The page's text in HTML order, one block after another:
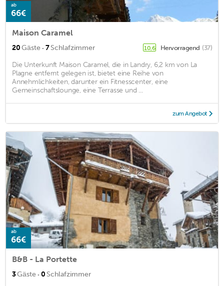
ab
66€
Maison Caramel
20Gäste · 7Schlafzimmer 10,6 Hervorragend (37)
Die Unterkunft Maison Caramel, die in Landry, 6,2 km von La
Plagne entfernt gelegen ist, bietet eine Reihe von
Annehmlichkeiten, darunter ein Fitnesscenter, eine
Gemeinschaftslounge, eine Terrasse und ...
zum Angebot
ab
66€
B&B - La Portette
3Gäste · 0 Schlafzimmer